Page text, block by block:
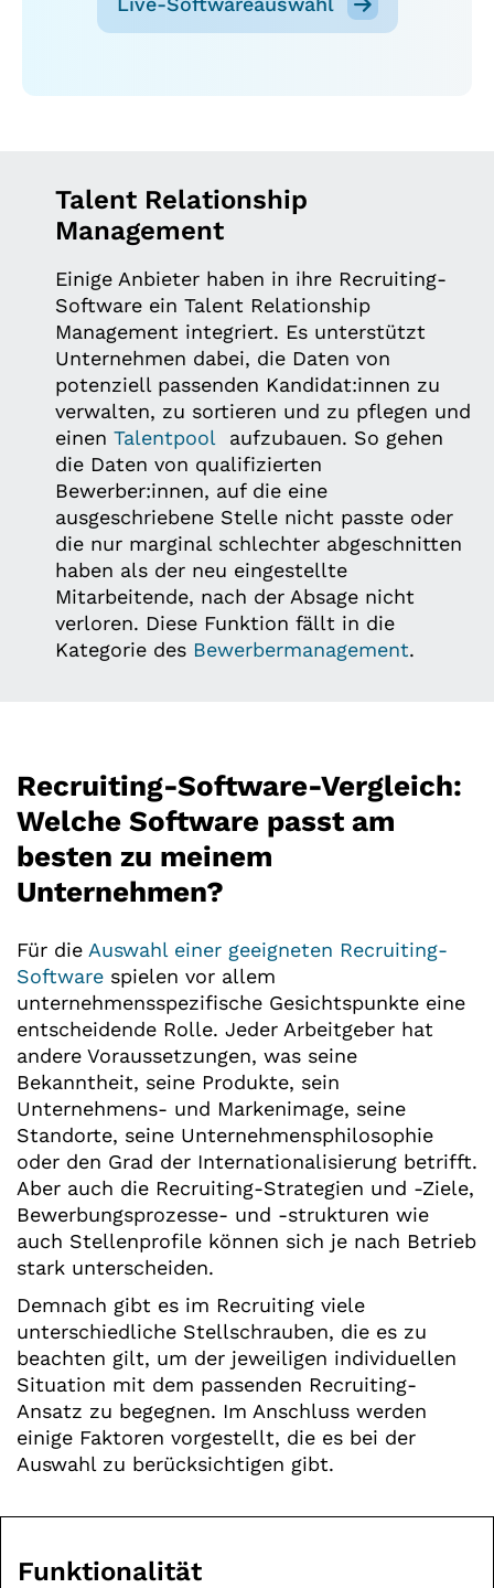
Talent Relationship
Management
Einige Anbieter haben in ihre Recruiting-
Software ein Talent Relationship
Management integriert. Es unterstützt
Unternehmen dabei, die Daten von
potenziell passenden Kandidat:innen zu
verwalten, zu sortieren und zu pflegen und
einen Talentpool
aufzubauen. So gehen
die Daten von qualifizierten
Bewerber:innen, auf die eine
ausgeschriebene Stelle nicht passte oder
die nur marginal schlechter abgeschnitten
haben als der neu eingestellte
Mitarbeitende, nach der Absage nicht
verloren. Diese Funktion fällt in die
Kategorie des Bewerbermanagement.
Recruiting-Software-Vergleich:
Welche Software passt am
besten zu meinem
Unternehmen?
Für die Auswahl einer geeigneten Recruiting-
Software spielen vor allem
unternehmensspezifische Gesichtspunkte eine
entscheidende Rolle. Jeder Arbeitgeber hat
andere Voraussetzungen, was seine
Bekanntheit, seine Produkte, sein
Unternehmens- und Markenimage, seine
Standorte, seine Unternehmensphilosophie
oder den Grad der Internationalisierung betrifft.
Aber auch die Recruiting-Strategien und -Ziele,
Bewerbungsprozesse- und -strukturen wie
auch Stellenprofile können sich je nach Betrieb
stark unterscheiden.
Demnach gibt es im Recruiting viele
unterschiedliche Stellschrauben, die es zu
beachten gilt, um der jeweiligen individuellen
Situation mit dem passenden Recruiting-
Ansatz zu begegnen. Im Anschluss werden
einige Faktoren vorgestellt, die es bei der
Auswahl zu berücksichtigen gibt.
Funktionalität